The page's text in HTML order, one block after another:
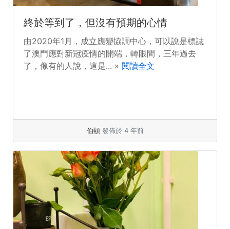
終於等到了，但沒有預期的心情
由2020年1月，成立應變協調中心，可以說是標誌
了澳門應對新冠疫情的開端，轉眼間，三年過去
了，像有的人說，這是... » 閱讀全文
伯頓 發佈於 4 年前